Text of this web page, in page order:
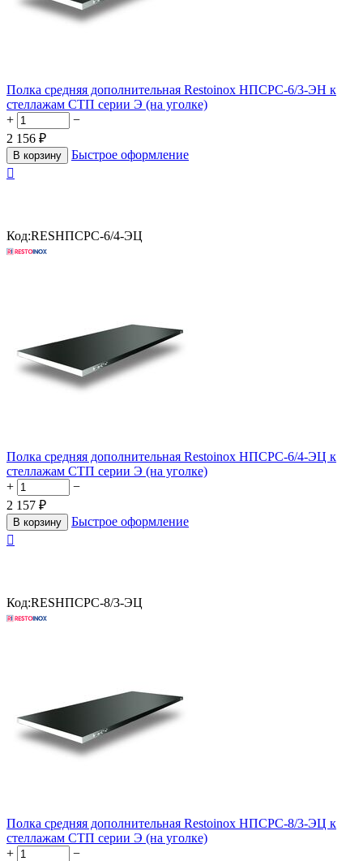
Полка средняя дополнительная Restoinox НПСРС-6/3-ЭН к
стеллажам СТП серии Э (на уголке)
+
−
2 156 ₽
В корзину
Быстрое оформление

Код:RESНПСРС-6/4-ЭЦ
Полка средняя дополнительная Restoinox НПСРС-6/4-ЭЦ к
стеллажам СТП серии Э (на уголке)
+
−
2 157 ₽
В корзину
Быстрое оформление

Код:RESНПСРС-8/3-ЭЦ
Полка средняя дополнительная Restoinox НПСРС-8/3-ЭЦ к
стеллажам СТП серии Э (на уголке)
+
−